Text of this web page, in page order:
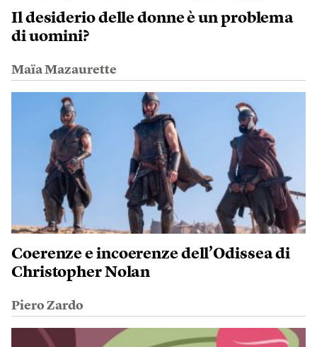
Il desiderio delle donne è un problema
di uomini?
Maïa Mazaurette
Coerenze e incoerenze dell’Odissea di
Christopher Nolan
Piero Zardo